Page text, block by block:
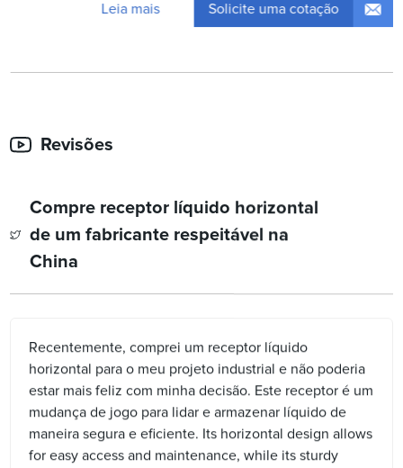
Leia mais Solicite uma cotação
Revisões
Compre receptor líquido horizontal
de um fabricante respeitável na
China
Recentemente, comprei um receptor líquido
horizontal para o meu projeto industrial e não poderia
estar mais feliz com minha decisão. Este receptor é um
mudança de jogo para lidar e armazenar líquido de
maneira segura e eficiente. Its horizontal design allows
for easy access and maintenance, while its sturdy